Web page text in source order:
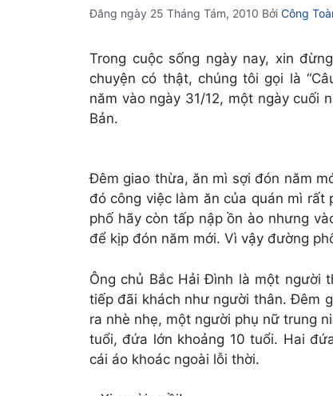
25 Tháng Tám, 2010 Bởi Công
Trong cuộc sống ngày nay, xin
chuyện có thật, chúng tôi gọi là
năm vào ngày 31/12, một ngày cuối
Bản.
Đêm giao thừa, ăn mì sợi đón năm
đó công việc làm ăn của quán mì
phố hãy còn tấp nập ồn ào nhưng
để kịp đón năm mới. Vì vậy đường
Ông chủ Bắc Hải Đình là một người
tiếp đãi khách như người thân. Đêm
ra nhè nhẹ, một người phụ nữ trung
tuổi, đứa lớn khoảng 10 tuổi. Hai
cái áo khoác ngoài lỗi thời.